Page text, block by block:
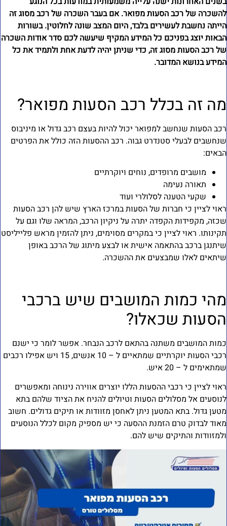
של רכב הסעות מפואר. אם בעבר השכרה של רכב מסוג זה
נחשבת לעשירים בלבד, היום המצב שונה לחלוטין. בשורות
יוצג בפניכם כל המידע המקיף שיעשה לכם סדר אודות השכרה
רכב הסעות מסוג זה, כדי שניתן יהיה לדעת אחת ולתמיד את כל
בנושא המדובר.
זה בכלל רכב הסעות מפואר?
הסעות שנחשב למפואר יכול להיות בעצם רכב גדול או מיניבוס
לבעלי סטנדרט גבוה. רכב ההסעות הזה כולל את הפרטים
מושבים מרופדים, נוחים ויוקרתיים
תאורה נעימה
שקעי הטענה לסלולרי ועוד
לציין כי חברות של הסעות במרכז הארץ שיש להן רכב הסעות
מקפידות הקפדה יתרה על ניקיון הרכב, המראה שלו וגם על
ראוי לציין כי במקרים מסוימים, ניתן להזמין מראש פלייליסט
ברכב בהתאמה אישית או לבצע מיתוג של הרכב באופן
לאלו שמבצעים את ההשכרה.
כמות המושבים שיש ברכבי
שכאלו?
המושבים משתנה בהתאם לרכב הנבחר. אפשר לומר כי ישנם
רכבי הסעות יוקרתיים שמתאיים ל – 10 אנשים, 15 ויש אפילו רכבים
ל – 20 איש.
לציין כי רכבי ההסעות הללו יוצרים אווירה נינוחה ומאפשרים
אל מסלולים הסעות וטיולים להניח את הציוד שלהם בתא
גדול. בתא המטען ניתן לאחסן מזוודות או תיקים גדולים. חשוב
לבדוק טרם הזמנת ההסעה כי יש מספיק מקום לכלל הנוסעים
והתיקים שיש להם.